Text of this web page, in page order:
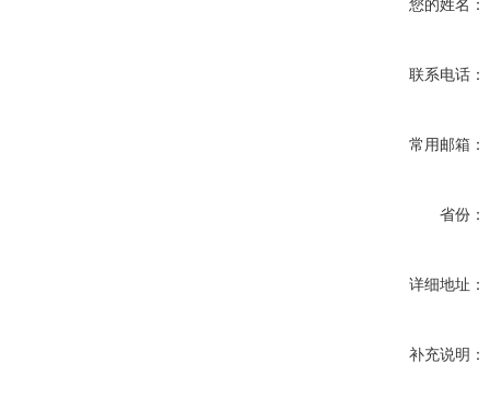
您的姓名：
联系电话：
常用邮箱：
省份：
详细地址：
补充说明：